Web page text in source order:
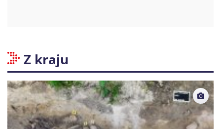
Z kraju